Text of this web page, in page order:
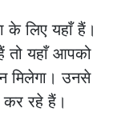
के लिए यहाँ हैं।
यहाँ आपको
मिलेगा। उनसे
रहे हैं।